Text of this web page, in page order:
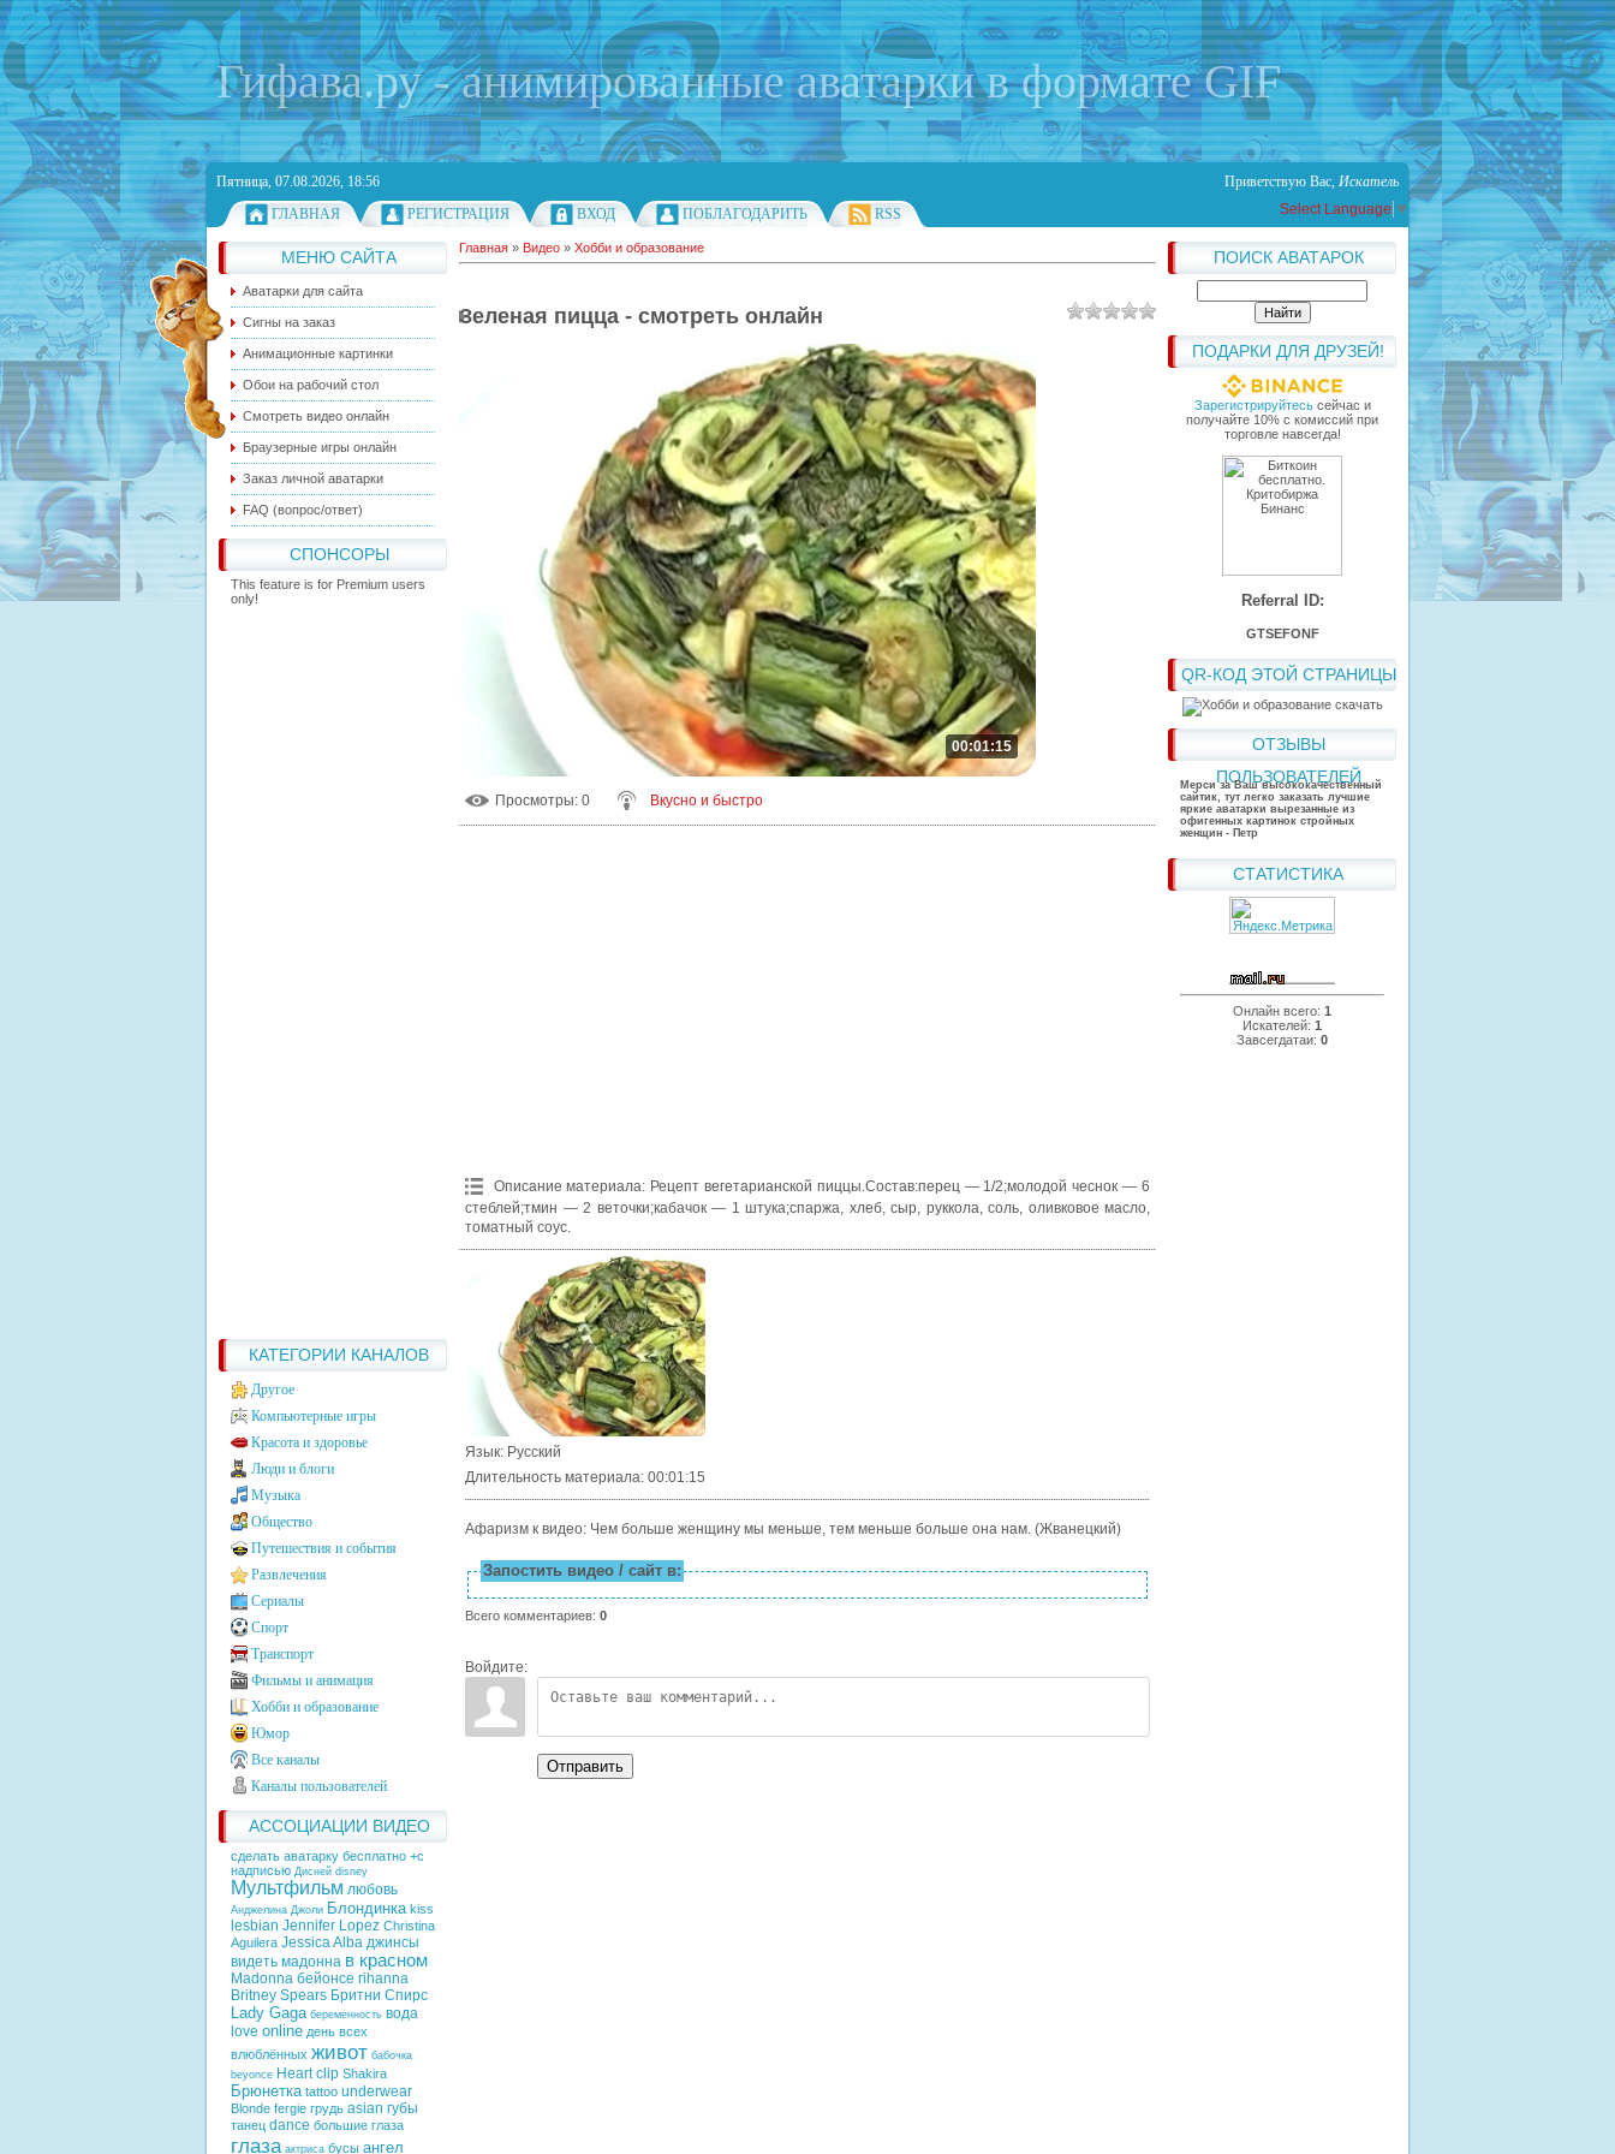
Гифава.ру - анимированные аватарки в формате GIF
Пятница, 07.08.2026, 18:56 Приветствую Вас, Искатель
ГЛАВНАЯ
РЕГИСТРАЦИЯ ВХОД ПОБЛАГОДАРИТЬ RSS Select Language ▼
МЕНЮ САЙТА
Аватарки для сайта
Сигны на заказ
Анимационные картинки
Обои на рабочий стол
Смотреть видео онлайн
Браузерные игры онлайн
Заказ личной аватарки
FAQ (вопрос/ответ)
СПОНСОРЫ
This feature is for Premium users
only!
КАТЕГОРИИ КАНАЛОВ
Другое
Компьютерные игры
Красота и здоровье
Люди и блоги
Музыка
Общество
Путешествия и события
Развлечения
Сериалы
Спорт
Транспорт
Фильмы и анимация
Хобби и образование
Юмор
Все каналы
Каналы пользователей
АССОЦИАЦИИ ВИДЕО
сделать аватарку бесплатно +с
надписью Дисней disney
Мультфильм любовь
Анджелина Джоли Блондинка kiss
lesbian Jennifer Lopez Christina
Aguilera Jessica Alba джинсы
видеть мадонна в красном
Madonna бейонсе rihanna
Britney Spears Бритни Спирс
Lady Gaga беременность вода
love online день всех
влюблённых живот бабочка
beyonce Heart clip Shakira
Брюнетка tattoo underwear
Blonde fergie грудь asian губы
танец dance большие глаза
глаза актриса бусы ангел
ПОИСК АВАТАРОК
ПОДАРКИ ДЛЯ ДРУЗЕЙ!
Зарегистрируйтесьсейчас и
получайте 10% с комиссий при
торговле навсегда!
Referral ID:
GTSEFONF
QR-КОД ЭТОЙ СТРАНИЦЫ
ОТЗЫВЫ
ПОЛЬЗОВАТЕЛЕЙ
Мерси за Ваш высококачественный
сайтик, тут легко заказать лучшие
яркие аватарки вырезанные из
офигенных картинок стройных
женщин - Петр
СТАТИСТИКА
Онлайн всего: 1
Искателей: 1
Завсегдатаи: 0
Главная » Видео » Хобби и образование
Зеленая пицца - смотреть онлайн
00:01:15
Просмотры: 0 Вкусно и быстро
Описание материала: Рецепт вегетарианской пиццы.Состав:перец — 1/2;молодой чеснок — 6
стеблей;тмин — 2 веточки;кабачок — 1 штука;спаржа, хлеб, сыр, руккола, соль, оливковое масло,
томатный соус.
Язык: Русский
Длительность материала: 00:01:15
Афаризм к видео: Чем больше женщину мы меньше, тем меньше больше она нам. (Жванецкий)
Запостить видео / сайт в:
Всего комментариев: 0
Войдите:
Отправить